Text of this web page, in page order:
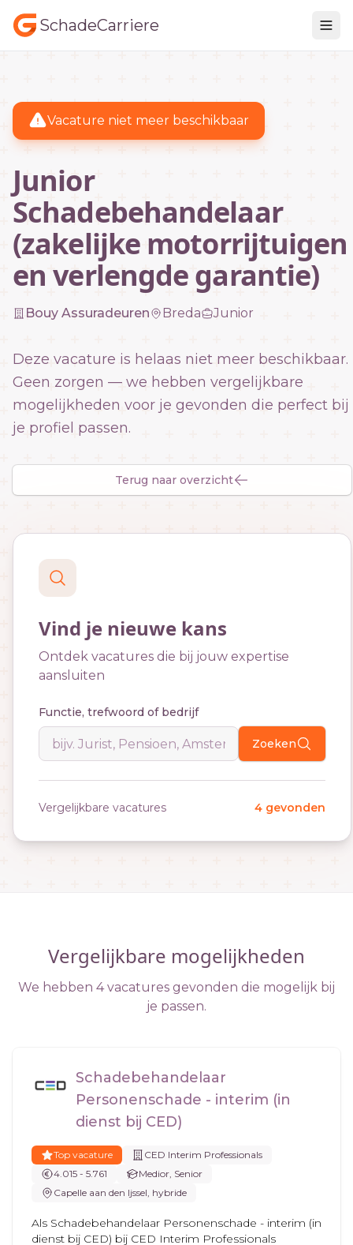
SchadeCarriere
Vacature niet meer beschikbaar
Junior
Schadebehandelaar
(zakelijke motorrijtuigen
en verlengde garantie)
Bouy Assuradeuren Breda Junior
Deze vacature is helaas niet meer beschikbaar.
Geen zorgen — we hebben vergelijkbare
mogelijkheden voor je gevonden die perfect bij
je profiel passen.
Terug naar overzicht
Vind je nieuwe kans
Ontdek vacatures die bij jouw expertise
aansluiten
Functie, trefwoord of bedrijf
Zoeken
Vergelijkbare vacatures 4 gevonden
Vergelijkbare mogelijkheden
We hebben 4 vacatures gevonden die mogelijk bij
je passen.
Schadebehandelaar
Personenschade - interim (in
dienst bij CED)
Top vacature
CED Interim Professionals
4.015 - 5.761
Medior, Senior
Capelle aan den Ijssel, hybride
Als Schadebehandelaar Personenschade - interim (in
dienst bij CED) bij CED Interim Professionals